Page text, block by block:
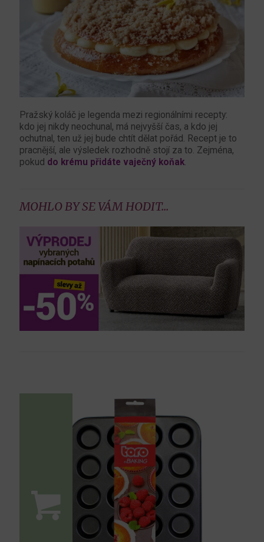
Pražský koláč je legenda mezi regionálními recepty:
kdo jej nikdy neochunal, má nejvyšší čas, a kdo jej
ochutnal, ten už jej bude chtít dělat pořád. Recept je to
pracnější, ale výsledek rozhodně stojí za to. Zejména,
pokud do krému přidáte vaječný koňak.
MOHLO BY SE VÁM HODIT...